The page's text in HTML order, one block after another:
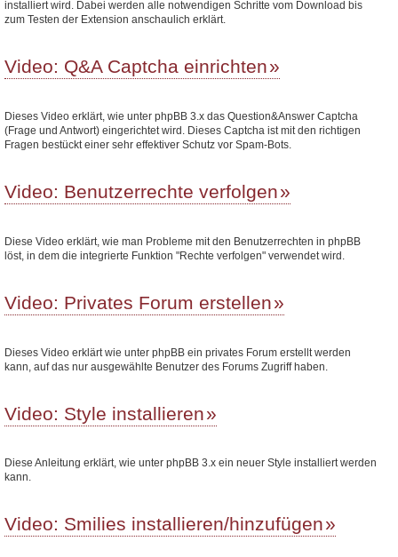
installiert wird. Dabei werden alle notwendigen Schritte vom Download bis
zum Testen der Extension anschaulich erklärt.
Video: Q&A Captcha einrichten
Dieses Video erklärt, wie unter phpBB 3.x das Question&Answer Captcha
(Frage und Antwort) eingerichtet wird. Dieses Captcha ist mit den richtigen
Fragen bestückt einer sehr effektiver Schutz vor Spam-Bots.
Video: Benutzerrechte verfolgen
Diese Video erklärt, wie man Probleme mit den Benutzerrechten in phpBB
löst, in dem die integrierte Funktion "Rechte verfolgen" verwendet wird.
Video: Privates Forum erstellen
Dieses Video erklärt wie unter phpBB ein privates Forum erstellt werden
kann, auf das nur ausgewählte Benutzer des Forums Zugriff haben.
Video: Style installieren
Diese Anleitung erklärt, wie unter phpBB 3.x ein neuer Style installiert werden
kann.
Video: Smilies installieren/hinzufügen